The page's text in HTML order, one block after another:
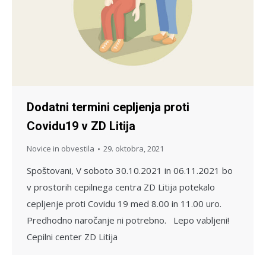
Dodatni termini cepljenja proti
Covidu19 v ZD Litija
Novice in obvestila 29. oktobra, 2021
Spoštovani, V soboto 30.10.2021 in 06.11.2021 bo
v prostorih cepilnega centra ZD Litija potekalo
cepljenje proti Covidu 19 med 8.00 in 11.00 uro.
Predhodno naročanje ni potrebno. Lepo vabljeni!
Cepilni center ZD Litija